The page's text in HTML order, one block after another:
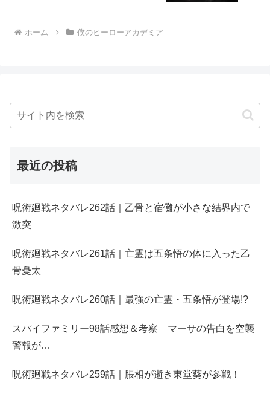
ホーム 僕のヒーローアカデミア
最近の投稿
呪術廻戦ネタバレ262話｜乙骨と宿儺が小さな結界内で
激突
呪術廻戦ネタバレ261話｜亡霊は五条悟の体に入った乙
骨憂太
呪術廻戦ネタバレ260話｜最強の亡霊・五条悟が登場!?
スパイファミリー98話感想＆考察 マーサの告白を空襲
警報が…
呪術廻戦ネタバレ259話｜脹相が逝き東堂葵が参戦！